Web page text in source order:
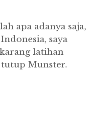
apa adanya saja,
saya
latihan
Munster.